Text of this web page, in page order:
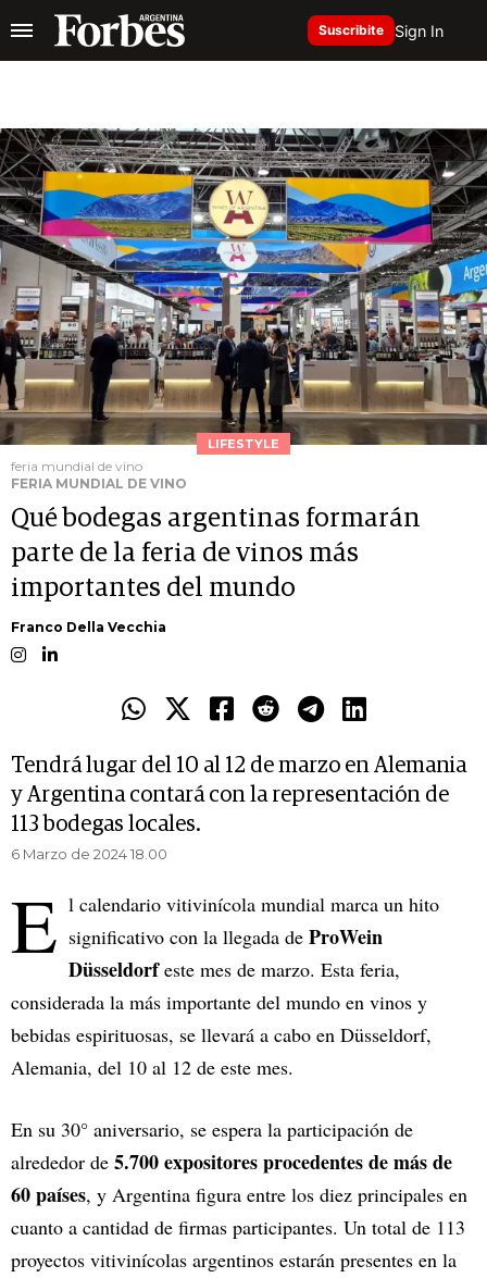
Suscribite Sign In
LIFESTYLE
feria mundial de vino
FERIA MUNDIAL DE VINO
Qué bodegas argentinas formarán
parte de la feria de vinos más
importantes del mundo
Franco Della Vecchia
Tendrá lugar del 10 al 12 de marzo en Alemania
y Argentina contará con la representación de
113 bodegas locales.
6 Marzo de 2024 18.00
E l calendario vitivinícola mundial marca un hito
significativo con la llegada de ProWein
Düsseldorfeste mes de marzo. Esta feria,
considerada la más importante del mundo en vinos y
bebidas espirituosas, se llevará a cabo en Düsseldorf,
Alemania, del 10 al 12 de este mes.
En su 30° aniversario, se espera la participación de
alrededor de 5.700 expositores procedentes de más de
60 países, y Argentina figura entre los diez principales en
cuanto a cantidad de firmas participantes. Un total de 113
proyectos vitivinícolas argentinos estarán presentes en la